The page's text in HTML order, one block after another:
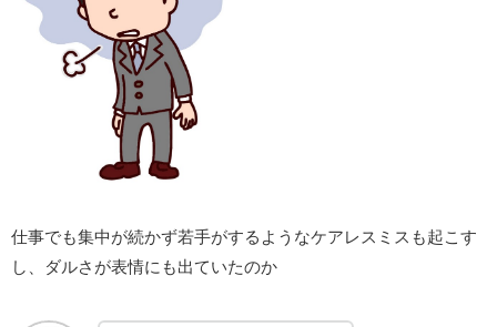
仕事でも集中が続かず若手がするようなケアレスミスも起こす
し、ダルさが表情にも出ていたのか